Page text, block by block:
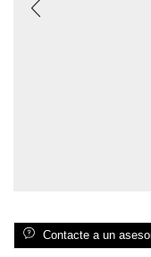
Contacte a un